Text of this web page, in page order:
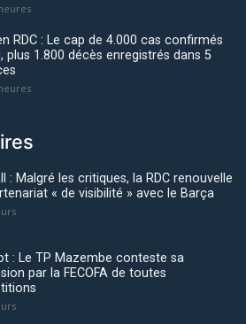
RDC : Le cap de 4.000 cas confirmés
plus 1.800 décès enregistrés dans 5
: Malgré les critiques, la RDC renouvelle
« de visibilité » avec le Barça
: Le TP Mazembe conteste sa
par la FECOFA de toutes